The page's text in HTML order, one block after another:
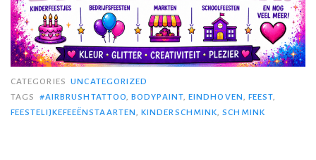
CATEGORIES UNCATEGORIZED
TAGS
#AIRBRUSHTATTOO,BODYPAINT,EINDHOVEN, FEEST,
FEESTELIJKEFEEËNSTAARTEN,KINDERSCHMINK,SCHMINK